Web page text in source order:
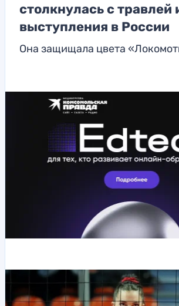
столкнулась с травлей
выступления в России
Она защищала цвета